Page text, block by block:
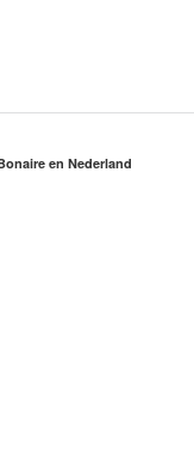
en Nederland